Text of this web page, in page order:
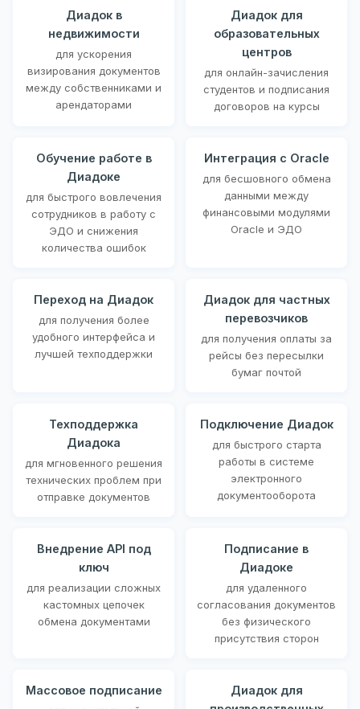
Диадок в
недвижимости
для ускорения
визирования документов
между собственниками и
арендаторами
Диадок для
образовательных
центров
для онлайн-зачисления
студентов и подписания
договоров на курсы
Обучение работе в
Диадоке
для быстрого вовлечения
сотрудников в работу с
ЭДО и снижения
количества ошибок
Интеграция с Oracle
для бесшовного обмена
данными между
финансовыми модулями
Oracle и ЭДО
Переход на Диадок
для получения более
удобного интерфейса и
лучшей техподдержки
Диадок для частных
перевозчиков
для получения оплаты за
рейсы без пересылки
бумаг почтой
Техподдержка
Диадока
для мгновенного решения
технических проблем при
отправке документов
Подключение Диадок
для быстрого старта
работы в системе
электронного
документооборота
Внедрение API под
ключ
для реализации сложных
кастомных цепочек
обмена документами
Подписание в
Диадоке
для удаленного
согласования документов
без физического
присутствия сторон
Массовое подписание
Диадок для